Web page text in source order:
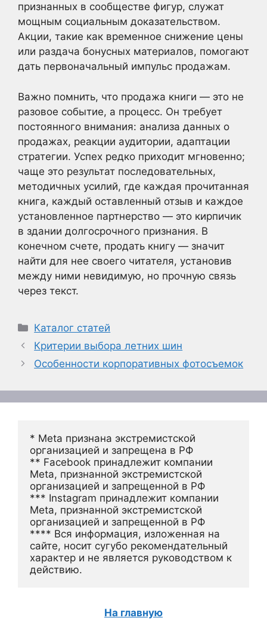
признанных в сообществе фигур, служат
мощным социальным доказательством.
Акции, такие как временное снижение цены
или раздача бонусных материалов, помогают
дать первоначальный импульс продажам.
Важно помнить, что продажа книги — это не
разовое событие, а процесс. Он требует
постоянного внимания: анализа данных о
продажах, реакции аудитории, адаптации
стратегии. Успех редко приходит мгновенно;
чаще это результат последовательных,
методичных усилий, где каждая прочитанная
книга, каждый оставленный отзыв и каждое
установленное партнерство — это кирпичик
в здании долгосрочного признания. В
конечном счете, продать книгу — значит
найти для нее своего читателя, установив
между ними невидимую, но прочную связь
через текст.
Рубрики
Каталог статей
Критерии выбора летних шин
Особенности корпоративных фотосъемок
* Meta признана экстремистской
организацией и запрещена в РФ
** Facebook принадлежит компании
Meta, признанной экстремистской
организацией и запрещенной в РФ
*** Instagram принадлежит компании
Meta, признанной экстремистской
организацией и запрещенной в РФ
**** Вся информация, изложенная на
сайте, носит сугубо рекомендательный
характер и не является руководством к
действию.
На главную